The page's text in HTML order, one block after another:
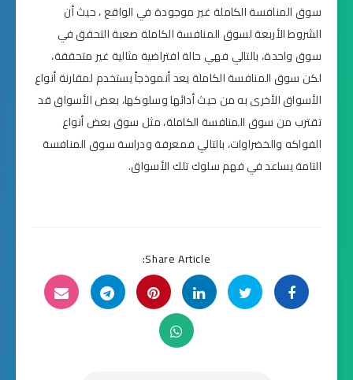
سوق المنافسة الكاملة غير موجودة في الواقع ، حيث أن
الشروط الأربعة لسوق المنافسة الكاملة صعبة التحقق في
سوق واحدة، بالتالي فهي حالة افتراضية مثالية غير متحققة،
لكن سوق المنافسة الكاملة يعد أنموذجاً يستخدم لمقارنة أنواع
الأسواق الأخرى به من حيث أدائها وسلوكها، بعض الأسواق قد
تقترب من سوق المنافسة الكاملة، مثل سوق بعض أنواع
الفواكه والخضراوات، بالتالي فمعرفة ودراسة سوق المنافسة
التامة يساعد في فهم سلوك تلك الأسواق.
Share Article: